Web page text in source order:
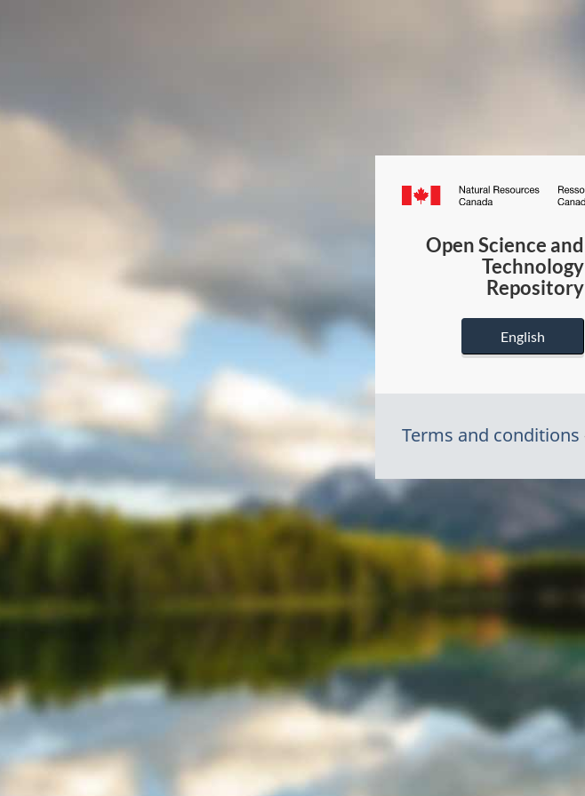
Canada.ca
Open Science and
Technology
Repository
English
Terms and conditions